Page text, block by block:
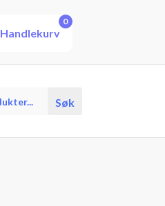
Handlekurv
0
Søk